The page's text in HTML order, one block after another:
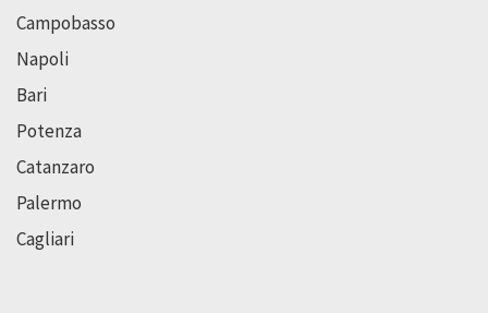
Campobasso
Napoli
Bari
Potenza
Catanzaro
Palermo
Cagliari